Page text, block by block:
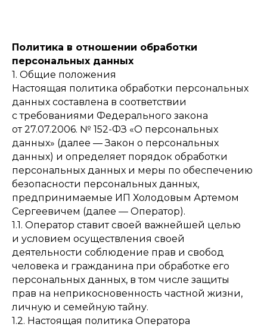
Политика в отношении обработки
персональных данных
1. Общие положения
Настоящая политика обработки персональных
данных составлена в соответствии
с требованиями Федерального закона
от 27.07.2006. № 152-ФЗ «О персональных
данных» (далее — Закон о персональных
данных) и определяет порядок обработки
персональных данных и меры по обеспечению
безопасности персональных данных,
предпринимаемые ИП Холодовым Артемом
Сергеевичем (далее — Оператор).
1.1. Оператор ставит своей важнейшей целью
и условием осуществления своей
деятельности соблюдение прав и свобод
человека и гражданина при обработке его
персональных данных, в том числе защиты
прав на неприкосновенность частной жизни,
личную и семейную тайну.
1.2. Настоящая политика Оператора